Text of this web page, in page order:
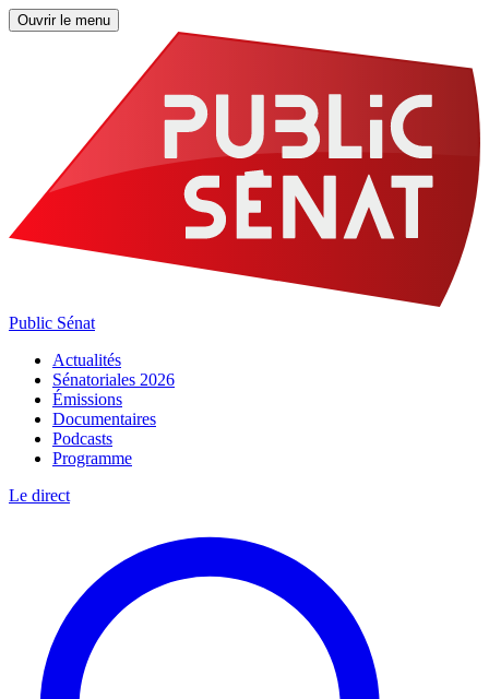
Ouvrir le menu
Public Sénat
Actualités
Sénatoriales 2026
Émissions
Documentaires
Podcasts
Programme
Le direct